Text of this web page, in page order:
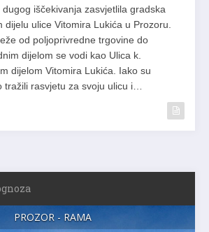
iščekivanja zasvjetlila gradska
dijelu ulice Vitomira Lukića u Prozoru.
od poljoprivredne trgovine do
dijelom se vodi kao Ulica k.
dijelom Vitomira Lukića. Iako su
tražili rasvjetu za svoju ulicu i…
PROZOR - RAMA